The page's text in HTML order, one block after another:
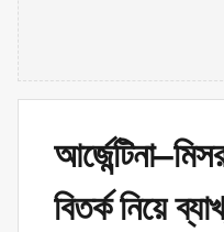
বিতর্ক নিয়ে